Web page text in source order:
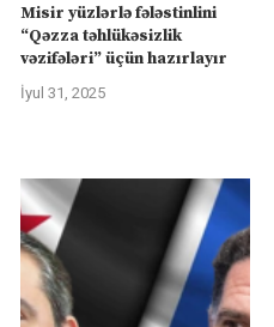
Misir yüzlərlə fələstinlini
“Qəzza təhlükəsizlik
vəzifələri” üçün hazırlayır
İyul 31, 2025